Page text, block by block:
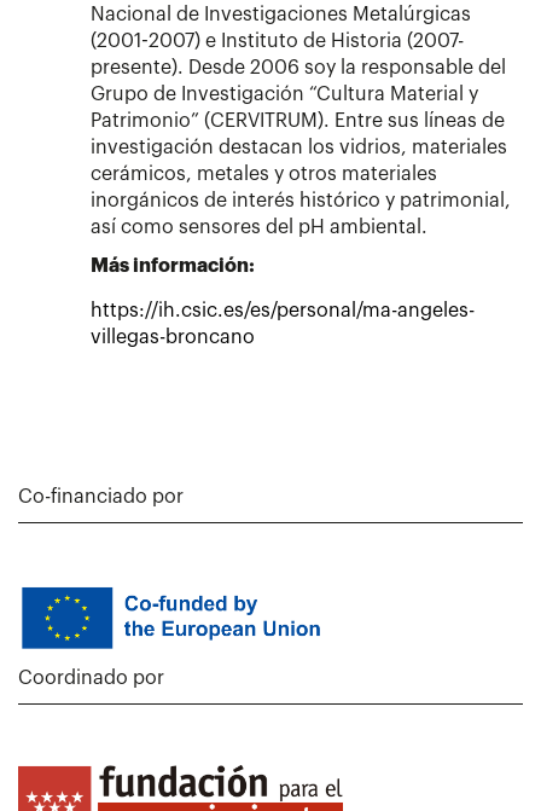
Nacional de Investigaciones Metalúrgicas
(2001-2007) e Instituto de Historia (2007-
presente). Desde 2006 soy la responsable del
Grupo de Investigación “Cultura Material y
Patrimonio” (CERVITRUM). Entre sus líneas de
investigación destacan los vidrios, materiales
cerámicos, metales y otros materiales
inorgánicos de interés histórico y patrimonial,
así como sensores del pH ambiental.
Más información:
https://ih.csic.es/es/personal/ma-angeles-
villegas-broncano
Co-financiado por
Coordinado por